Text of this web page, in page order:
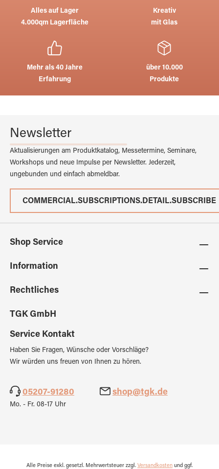
Alles auf Lager
4.000qm Lagerfläche
Kreativ
mit Glas
Mehr als 40 Jahre
Erfahrung
über 10.000
Produkte
Newsletter
Aktualisierungen am Produktkatalog, Messetermine, Seminare,
Workshops und neue Impulse per Newsletter. Jederzeit,
ungebunden und einfach abmeldbar.
COMMERCIAL.SUBSCRIPTIONS.DETAIL.SUBSCRIBE
Shop Service
Information
Rechtliches
TGK GmbH
Service Kontakt
Haben Sie Fragen, Wünsche oder Vorschläge?
Wir würden uns freuen von Ihnen zu hören.
05207-91280 shop@tgk.de
Mo. - Fr. 08-17 Uhr
Alle Preise exkl. gesetzl. Mehrwertsteuer zzgl. Versandkosten und ggf.